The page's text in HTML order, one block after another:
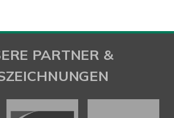
PARTNER &